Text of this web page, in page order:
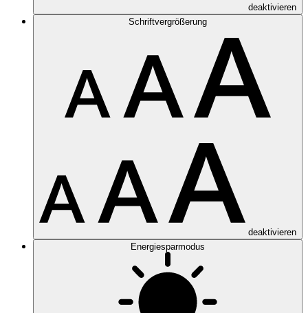
deaktivieren
Schriftvergrößerung
deaktivieren
Energiesparmodus